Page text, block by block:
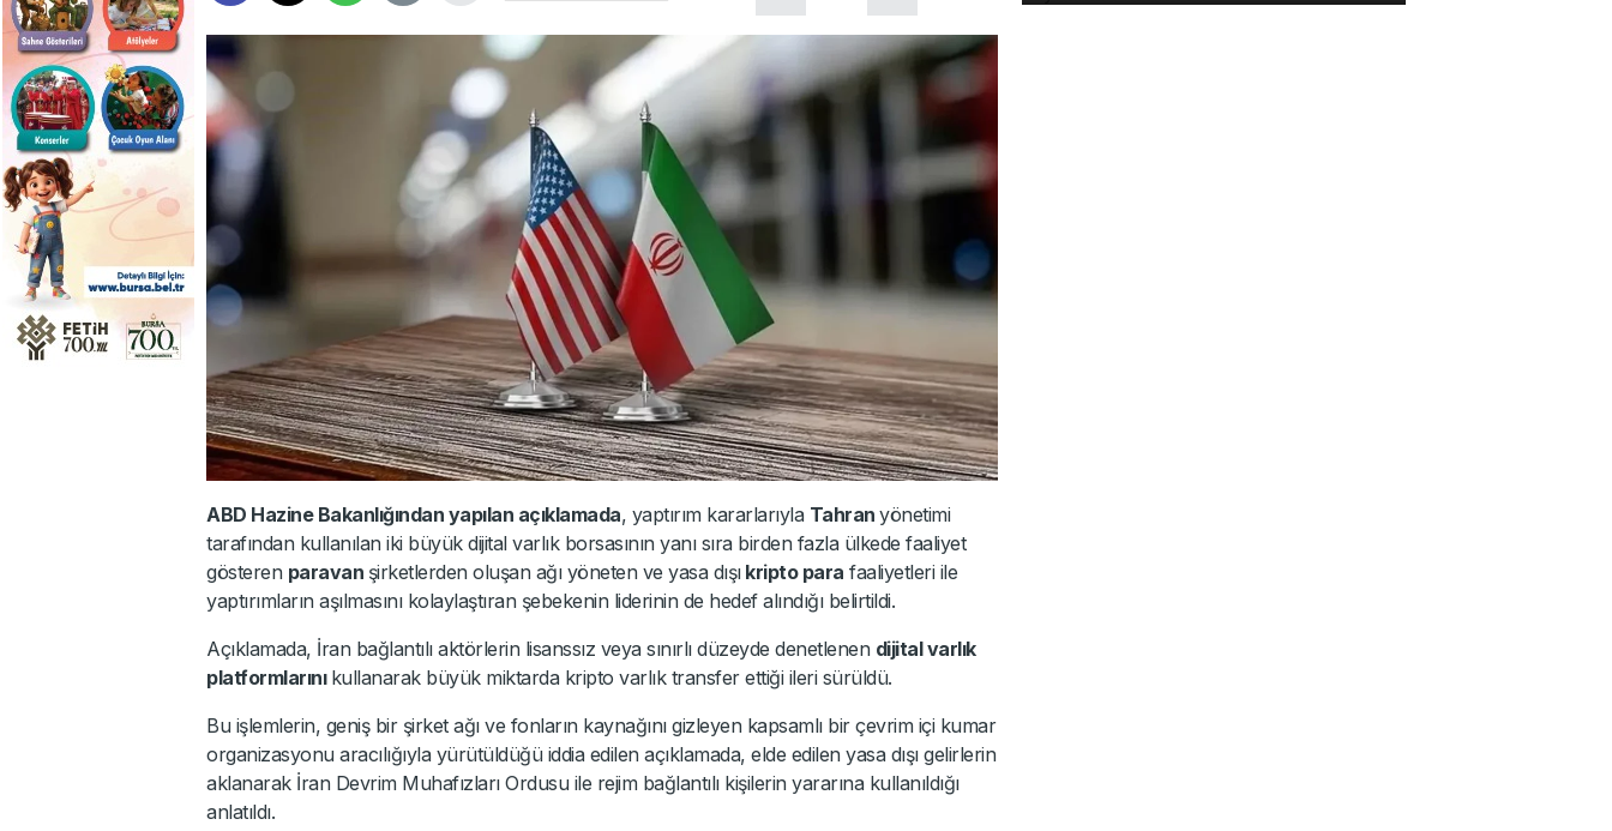
ABD Hazine Bakanlığından yapılan açıklamada, yaptırım kararlarıyla Tahran yönetimi
tarafından kullanılan iki büyük dijital varlık borsasının yanı sıra birden fazla ülkede faaliyet
gösteren paravan şirketlerden oluşan ağı yöneten ve yasa dışıkripto para faaliyetleri ile
yaptırımların aşılmasını kolaylaştıran şebekenin liderinin de hedef alındığı belirtildi.
Açıklamada, İran bağlantılı aktörlerin lisanssız veya sınırlı düzeyde denetlenen dijital varlık
platformlarını kullanarak büyük miktarda kripto varlık transfer ettiği ileri sürüldü.
Bu işlemlerin, geniş bir şirket ağı ve fonların kaynağını gizleyen kapsamlı bir çevrim içi kumar
organizasyonu aracılığıyla yürütüldüğü iddia edilen açıklamada, elde edilen yasa dışı gelirlerin
aklanarak İran Devrim Muhafızları Ordusu ile rejim bağlantılı kişilerin yararına kullanıldığı
anlatıldı.